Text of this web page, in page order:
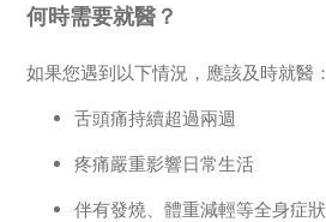
何時需要就醫？
如果您遇到以下情況，應該及時就醫：
舌頭痛持續超過兩週
疼痛嚴重影響日常生活
伴有發燒、體重減輕等全身症狀